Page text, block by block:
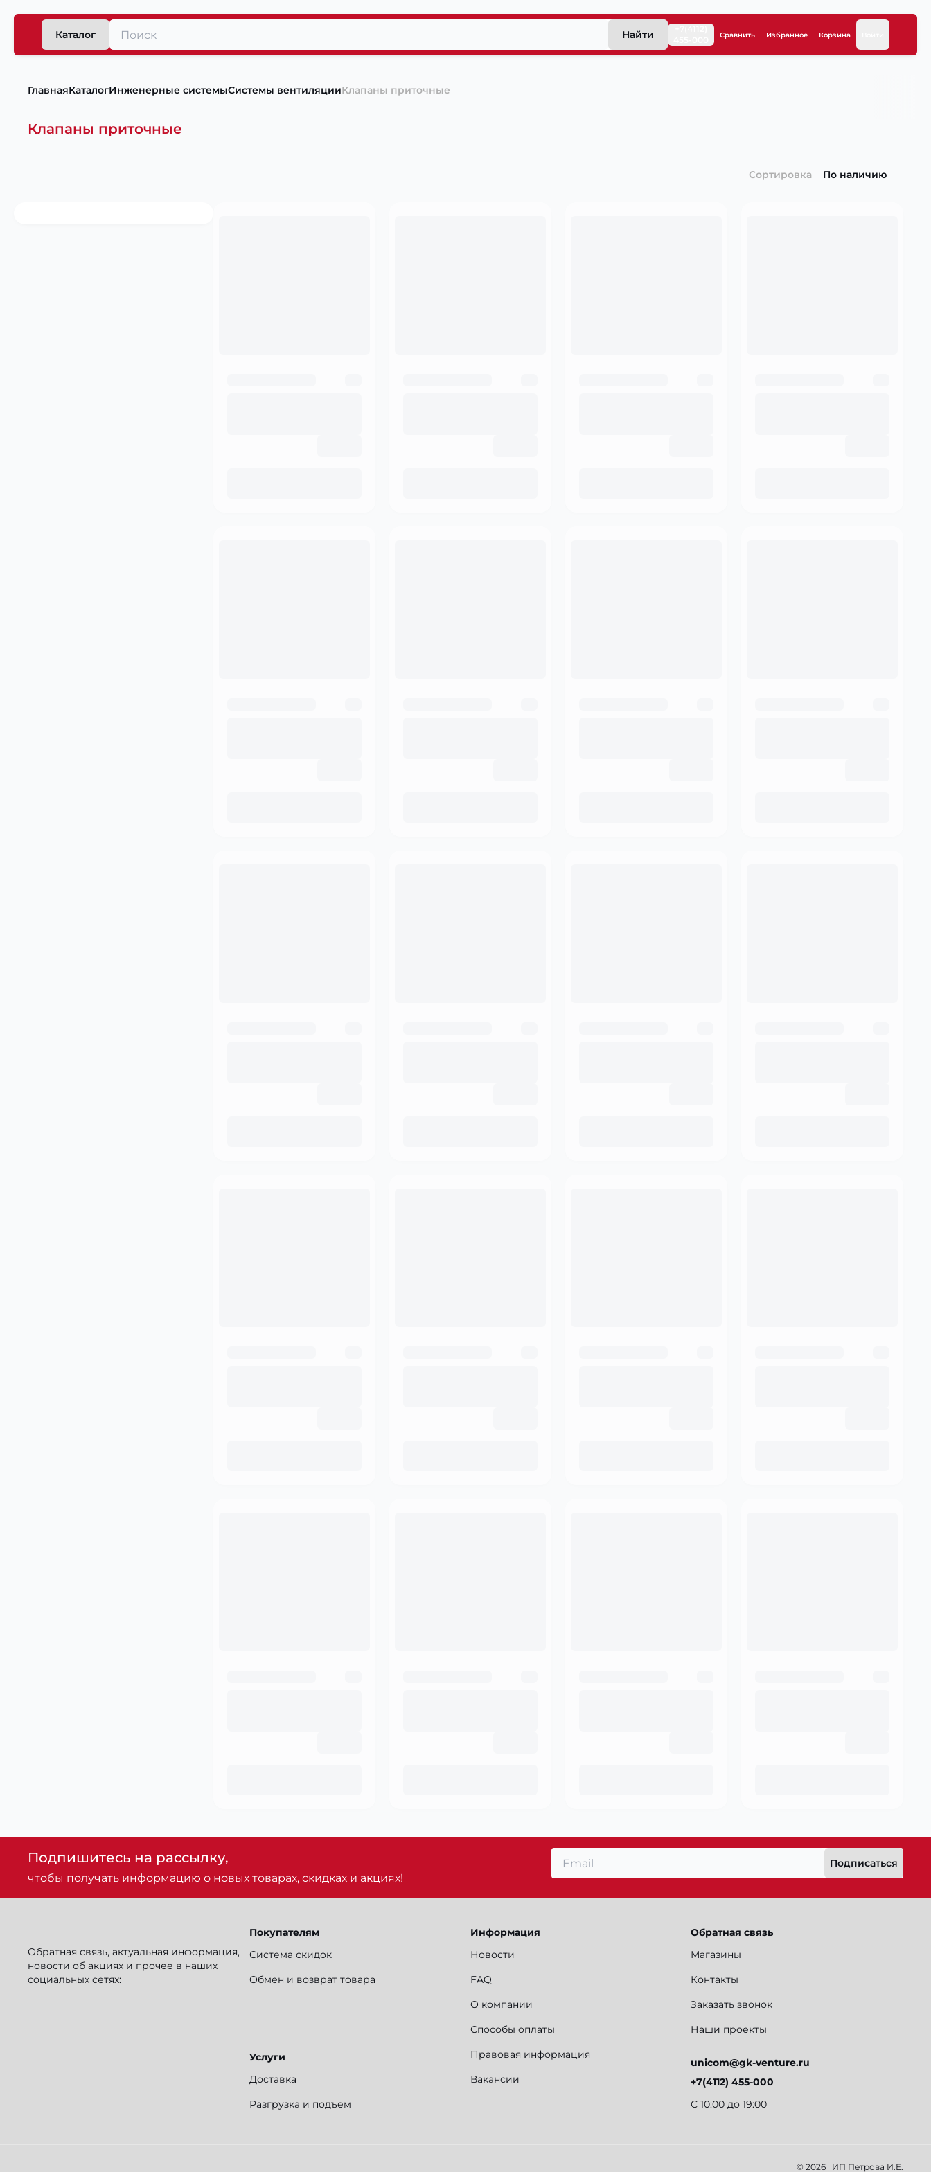
Каталог Найти Сравнить Избранное Корзина
ГлавнаяКаталогИнженерные системыСистемы вентиляцииКлапаны приточные
Клапаны приточные
Сортировка По наличию
Подпишитесь на рассылку,
чтобы получать информацию о новых товарах, скидках и акциях!
Подписаться
Обратная связь, актуальная информация,
новости об акциях и прочее в наших
социальных сетях:
Покупателям
Система скидок
Обмен и возврат товара
Услуги
Доставка
Разгрузка и подъем
Информация
Новости
FAQ
О компании
Способы оплаты
Правовая информация
Вакансии
Обратная связь
Магазины
Контакты
Заказать звонок
Наши проекты
unicom@gk-venture.ru
+7(4112) 455-000
С 10:00 до 19:00
© 2026 ИП Петрова И.Е.